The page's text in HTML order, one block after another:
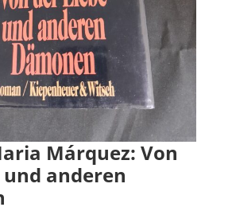
Márquez: Von
anderen